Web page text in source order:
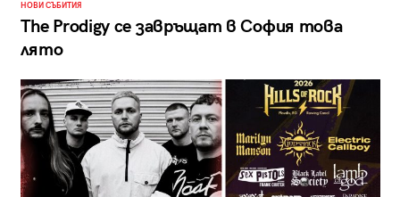
НОВИ СЪБИТИЯ
The Prodigy се завръщат в София това
лято